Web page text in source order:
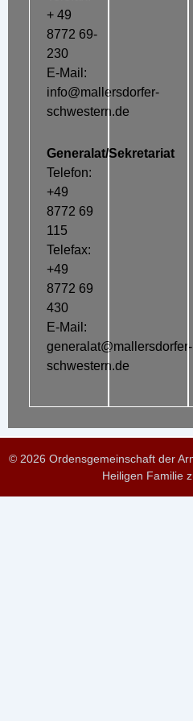
+ 49
8772 69-
230
E-Mail:
info@mallersdorfer-
schwestern.de
Generalat/Sekretariat
Telefon:
+49
8772 69
115
Telefax:
+49
8772 69
430
E-Mail:
generalat@mallersdorfer-
schwestern.de
© 2026 Ordensgemeinschaft der
Heiligen Familie